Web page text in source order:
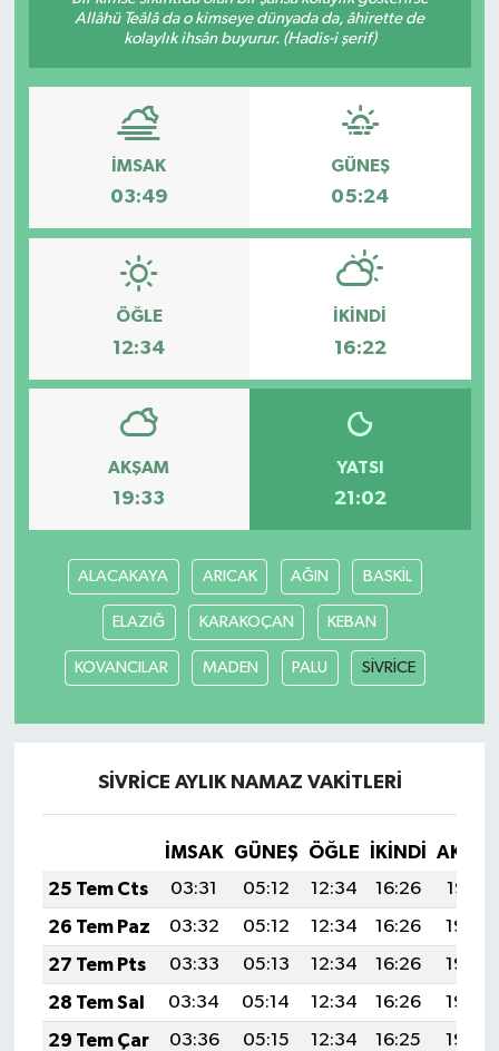
Allâhü Teâlâ da o kimseye dünyada da, âhirette de
kolaylık ihsân buyurur. (Hadis-i şerif)
İMSAK
03:49
GÜNEŞ
05:24
ÖĞLE
12:34
İKINDI
16:22
AKŞAM
19:33
YATSI
21:02
ALACAKAYA ARICAK AĞIN BASKİL
ELAZIĞ KARAKOÇAN KEBAN
KOVANCILAR MADEN PALU SİVRİCE
SİVRİCE AYLIK NAMAZ VAKITLERI
İMSAK GÜNEŞ ÖĞLE İKINDI
25 Tem Cts
03:31 05:12 12:34 16:26
19:47
26 Tem Paz
03:32 05:12 12:34 16:26
19:46
27 Tem Pts
03:33 05:13 12:34 16:26
19:45
28 Tem Sal
03:34 05:14 12:34 16:26
19:45
29 Tem Çar
03:36 05:15 12:34 16:25
19:44